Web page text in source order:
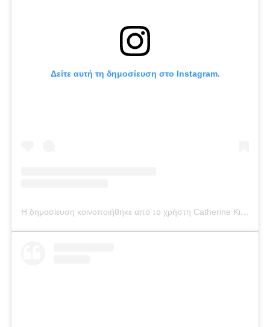
Δείτε αυτή τη δημοσίευση στο Instagram.
Η δημοσίευση κοινοποιήθηκε από το χρήστη Catherine Kikilia (@catherine_kikilia)